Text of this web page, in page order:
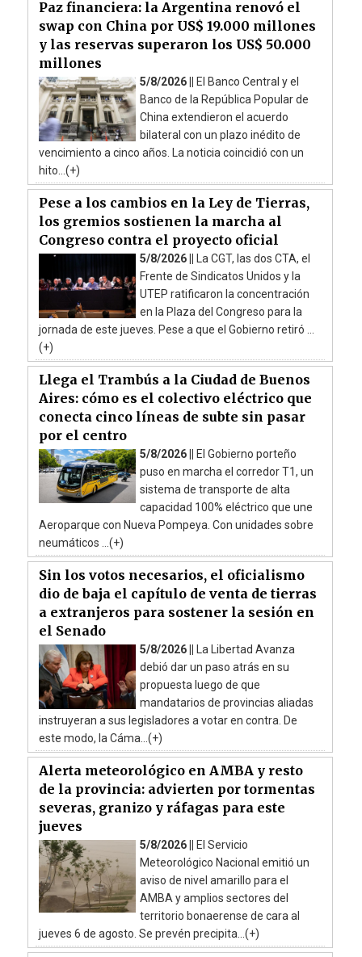
Paz financiera: la Argentina renovó el
swap con China por US$ 19.000 millones
y las reservas superaron los US$ 50.000
millones
5/8/2026 ||
El Banco Central y el
Banco de la República Popular de
China extendieron el acuerdo
bilateral con un plazo inédito de
vencimiento a cinco años. La noticia coincidió con un
hito...(+)
Pese a los cambios en la Ley de Tierras,
los gremios sostienen la marcha al
Congreso contra el proyecto oficial
5/8/2026 ||
La CGT, las dos CTA, el
Frente de Sindicatos Unidos y la
UTEP ratificaron la concentración
en la Plaza del Congreso para la
jornada de este jueves. Pese a que el Gobierno retiró ...
(+)
Llega el Trambús a la Ciudad de Buenos
Aires: cómo es el colectivo eléctrico que
conecta cinco líneas de subte sin pasar
por el centro
5/8/2026 ||
El Gobierno porteño
puso en marcha el corredor T1, un
sistema de transporte de alta
capacidad 100% eléctrico que une
Aeroparque con Nueva Pompeya. Con unidades sobre
neumáticos ...(+)
Sin los votos necesarios, el oficialismo
dio de baja el capítulo de venta de tierras
a extranjeros para sostener la sesión en
el Senado
5/8/2026 ||
La Libertad Avanza
debió dar un paso atrás en su
propuesta luego de que
mandatarios de provincias aliadas
instruyeran a sus legisladores a votar en contra. De
este modo, la Cáma...(+)
Alerta meteorológico en AMBA y resto
de la provincia: advierten por tormentas
severas, granizo y ráfagas para este
jueves
5/8/2026 ||
El Servicio
Meteorológico Nacional emitió un
aviso de nivel amarillo para el
AMBA y amplios sectores del
territorio bonaerense de cara al
jueves 6 de agosto. Se prevén precipita...(+)